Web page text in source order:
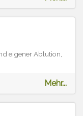
eigener Ablution,
Mehr...